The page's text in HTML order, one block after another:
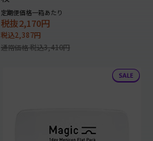
定期便価格一箱あたり
税抜2,170円
税込2,387円
通常価格 税込3,410円